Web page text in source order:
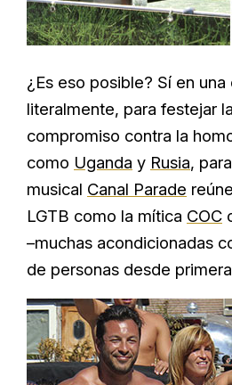
¿Es eso posible? Sí en
literalmente, para festejar
compromiso contra la
como Uganda y Rusia,
musical Canal Parade
LGTB como la mítica COC
–muchas acondicionadas
de personas desde